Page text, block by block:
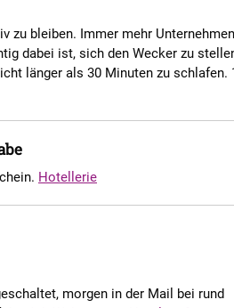
zu bleiben. Immer mehr Unternehmen
dabei ist, sich den Wecker zu
länger als 30 Minuten zu schlafen.
Hotellerie
morgen in der Mail bei rund